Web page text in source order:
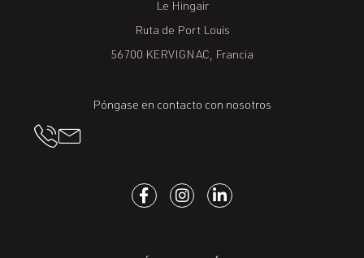
Le Hingair
Ruta de Port Louis
56700 KERVIGNAC, Francia
Póngase en contacto con nosotros